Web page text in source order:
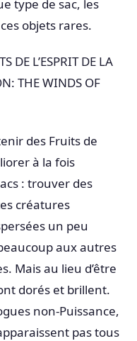
type de sac, les
objets rares.
DE L’ESPRIT DE LA
THE WINDS OF
des Fruits de
à la fois
: trouver des
créatures
un peu
aux autres
Mais au lieu d’être
dorés et brillent.
non-Puissance,
pas tous